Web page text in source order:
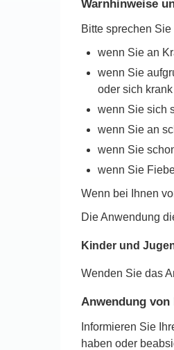
Warnhinweise
Bitte sprechen
wenn Sie an
wenn Sie
oder sich
wenn Sie sich
wenn Sie an
wenn Sie
wenn Sie
Wenn bei Ihnen
Die Anwendung
Kinder und
Wenden Sie das
Anwendung
Informieren Sie
haben oder